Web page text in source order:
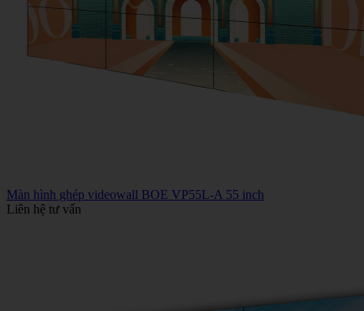
Màn hình ghép videowall BOE VP55L-A 55 inch
Liên hệ tư vấn